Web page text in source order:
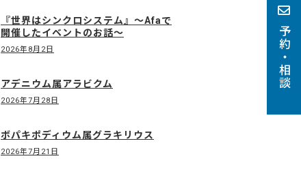
予約・相談
『世界はシンクロシステム』〜Afaで
開催したイベントのお話〜
2026年8月2日
アデニウム属アラビクム
2026年7月28日
ボパキポディウム属グラキリウス
2026年7月21日